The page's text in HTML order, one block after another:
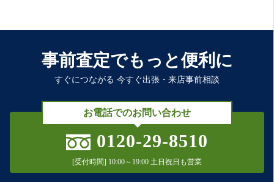
事前査定でもっと便利に
すぐにつながる 今すぐ出張・来店事前相談
お電話でのお問い合わせ
0120-29-8510
[受付時間] 10:00～19:00 土日祝日も営業